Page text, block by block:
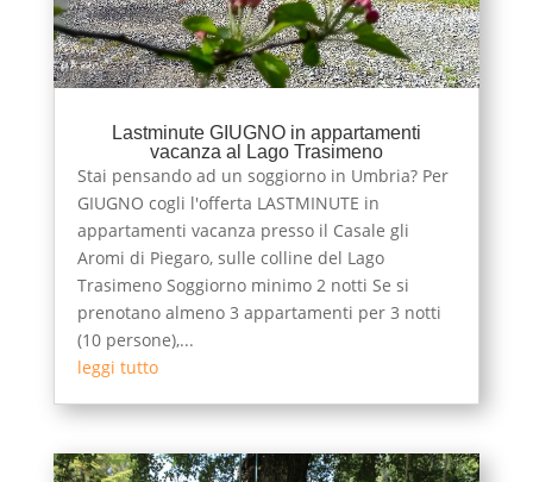
Lastminute GIUGNO in appartamenti
vacanza al Lago Trasimeno
Stai pensando ad un soggiorno in Umbria? Per
GIUGNO cogli l'offerta LASTMINUTE in
appartamenti vacanza presso il Casale gli
Aromi di Piegaro, sulle colline del Lago
Trasimeno Soggiorno minimo 2 notti Se si
prenotano almeno 3 appartamenti per 3 notti
(10 persone),...
leggi tutto